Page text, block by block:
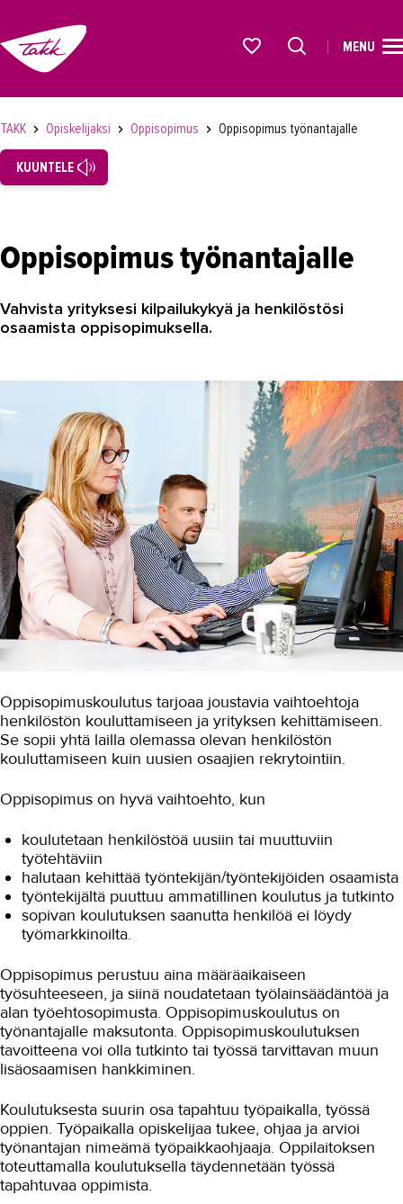
OPISKELIJAKSI
Hakeminen opiskelijaksi
Oppisopimus
Oppisopimuskoulutukseen hakeminen
Oppisopimusopiskelijan lomakkeet
Usein kysyttyä oppisopimuksesta
Opiskelu TAKKissa
Tutustu TAKKiin
Kokemuksia TAKKista
Usein kysytyt kysymykset TAKKissa
opiskelusta
YRITYKSILLE
AJANKOHTAISTA
YHTEYSTIEDOT
IN ENGLISH
MENU
TAKK Opiskelijaksi Oppisopimus Oppisopimus työnantajalle
KUUNTELE
Oppisopimus työnantajalle
Vahvista yrityksesi kilpailukykyä ja henkilöstösi
osaamista oppisopimuksella.
Oppisopimuskoulutus tarjoaa joustavia vaihtoehtoja
henkilöstön kouluttamiseen ja yrityksen kehittämiseen.
Se sopii yhtä lailla olemassa olevan henkilöstön
kouluttamiseen kuin uusien osaajien rekrytointiin.
Oppisopimus on hyvä vaihtoehto, kun
koulutetaan henkilöstöä uusiin tai muuttuviin
työtehtäviin
halutaan kehittää työntekijän/työntekijöiden osaamista
työntekijältä puuttuu ammatillinen koulutus ja tutkinto
sopivan koulutuksen saanutta henkilöä ei löydy
työmarkkinoilta.
Oppisopimus perustuu aina määräaikaiseen
työsuhteeseen, ja siinä noudatetaan työlainsäädäntöä ja
alan työehtosopimusta. Oppisopimuskoulutus on
työnantajalle maksutonta. Oppisopimuskoulutuksen
tavoitteena voi olla tutkinto tai työssä tarvittavan muun
lisäosaamisen hankkiminen.
Koulutuksesta suurin osa tapahtuu työpaikalla, työssä
oppien. Työpaikalla opiskelijaa tukee, ohjaa ja arvioi
työnantajan nimeämä työpaikkaohjaaja. Oppilaitoksen
toteuttamalla koulutuksella täydennetään työssä
tapahtuvaa oppimista.